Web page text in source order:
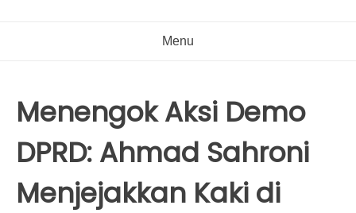
Menu
Menengok Aksi Demo
DPRD: Ahmad Sahroni
Menjejakkan Kaki di